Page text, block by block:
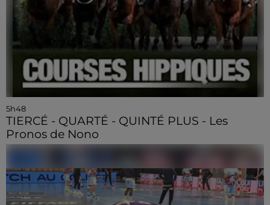
5h48
TIERCÉ - QUARTÉ - QUINTÉ PLUS - Les
Pronos de Nono